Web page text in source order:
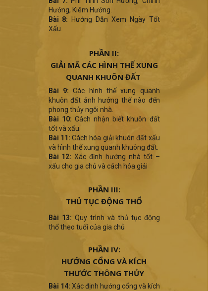
PHẦN II:
GIẢI MÃ CÁC HÌNH THẾ XUNG
QUANH KHUÔN ĐẤT
Bài 9: Các hình thế xung quanh
khuôn đất ảnh hưởng thế nào đến
phong thủy ngôi nhà.
Bài 10: Cách nhận biết khuôn đất
tốt và xấu.
Bài 11: Cách hóa giải khuôn đất xấu
và hình thế xung quanh khuông đất.
Bài 12: Xác định hướng nhà tốt –
xấu cho gia chủ và cách hóa giải
PHẦN III:
THỦ TỤC ĐỘNG THỔ
Bài 13: Quy trình và thủ tục động
thổ theo tuổi của gia chủ
PHẦN IV:
HƯỚNG CỔNG VÀ KÍCH
THƯỚC THÔNG THỦY
Bài 14: Xác định hướng cổng và kích
Hướng, Kiêm Hướng.
Bài 8: Hướng Dẫn Xem Ngày Tốt
Xấu.